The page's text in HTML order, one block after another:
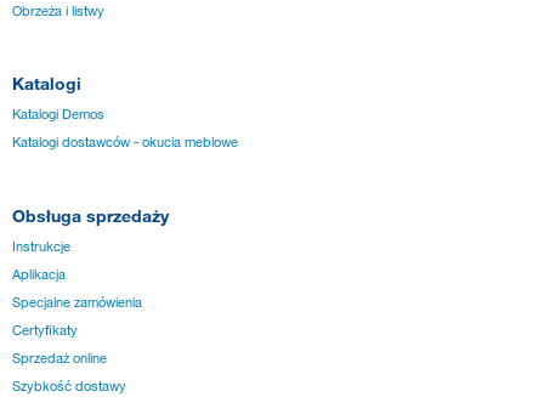
Obrzeża i listwy
Katalogi
Katalogi Demos
Katalogi dostawców - okucia meblowe
Obsługa sprzedaży
Instrukcje
Aplikacja
Specjalne zamówienia
Certyfikaty
Sprzedaż online
Szybkość dostawy